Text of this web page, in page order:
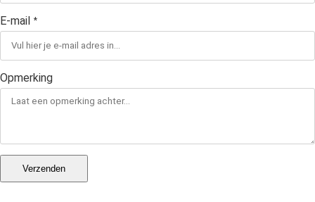
E-mail *
Opmerking
Verzenden